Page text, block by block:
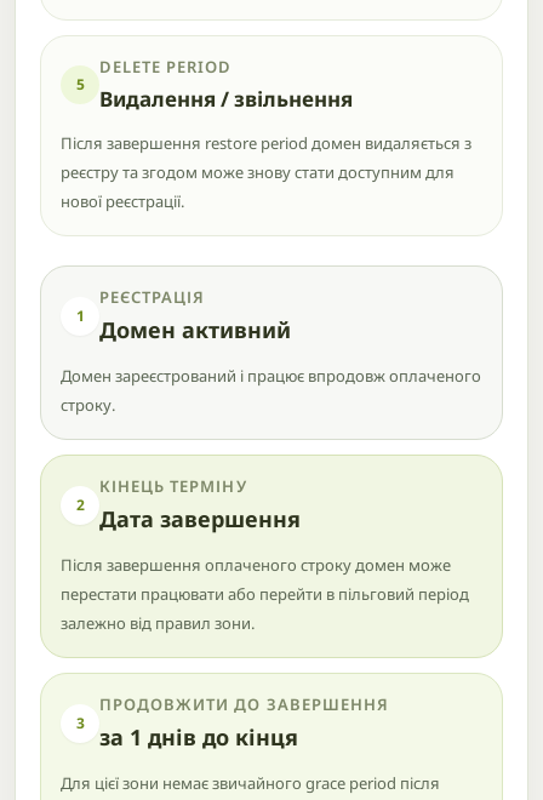
5
DELETE PERIOD
Видалення / звільнення
Після завершення restore period домен видаляється з
реєстру та згодом може знову стати доступним для
нової реєстрації.
1
РЕЄСТРАЦІЯ
Домен активний
Домен зареєстрований і працює впродовж оплаченого
строку.
2
КІНЕЦЬ ТЕРМІНУ
Дата завершення
Після завершення оплаченого строку домен може
перестати працювати або перейти в пільговий період
залежно від правил зони.
3
ПРОДОВЖИТИ ДО ЗАВЕРШЕННЯ
за 1 днів до кінця
Для цієї зони немає звичайного grace period після